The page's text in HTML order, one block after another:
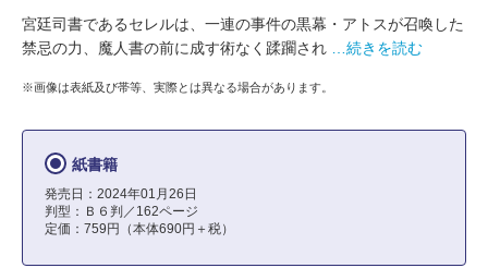
宮廷司書であるセレルは、一連の事件の黒幕・アトスが召喚した
禁忌の力、魔人書の前に成す術なく蹂躙され
…続きを読む
※画像は表紙及び帯等、実際とは異なる場合があります。
紙書籍
発売日：2024年01月26日
判型：Ｂ６判／162ページ
定価：759円（本体690円＋税）